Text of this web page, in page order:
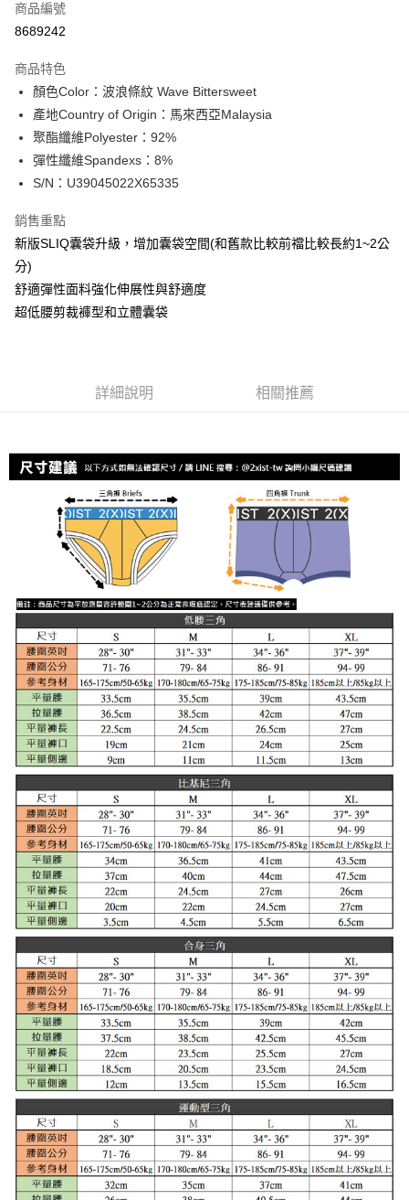
信用卡分期付款
合作金庫商業銀行
華南商業銀行
彰化商業銀行
上海商業儲蓄銀行
台北富邦商業銀行
國泰世華商業銀行
臺灣中小企業銀行
元大商業銀行
台新國際商業銀行
中國信託商業銀行
超商取貨付款
LINE Pay
Apple Pay
街口支付
悠遊付
全盈+PAY
AFTEE先享後付
相關說明
２．便利：只要手機號碼，簡訊認證，即可結帳。
１．於結帳方式選擇「AFTEE先享後付」後，將跳轉至「AFTEE先享後付」
結帳頁面，進行簡訊認證並確認金額後，即可完成結帳。
２．訂單成立數日內，您將收到繳費通知簡訊。
３．收到繳費通知簡訊後14天內，點擊此簡訊中的連結，可透過四大超商／
ATM／網路銀行／等多元方式進行付款，方視為交易完成。
※ 請注意：結帳手續完成當下不需立刻繳費，但若您需要取消訂單，請聯絡
購買商品的店家。未經商家同意取消之訂單仍視為有效，需透過AFTEE先享
後付繳納相關費用。
※ 交易是否成功請以「AFTEE先享後付 」之結帳頁面顯示為準，若有關於
是否繳費成功／繳費後需取消欲退款等相關疑問，請聯繫「AFTEE先享後付
客戶支援中心」https://netprotections.freshdesk.com/support/home
【注意事項】
１．透過由恩沛科技股份有限公司提供之「AFTEE先享後付」服務完成之交
易，需依本服務之必要範圍內提供個人資料，並將交易相關給付款項請求債
權轉讓予恩沛科技股份有限公司。
２．關於個人資料處理事宜，請瀏覽以下網址：
https://aftee.tw/terms/#terms3
３．未成年的使用者請事先徵得法定代理人或監護人之同意方可使用
「AFTEE先享後付」，若未經同意申辦者引起之損失，本公司不負相關責
任。
４．使用「AFTEE先享後付」時，將依據個別帳號之用戶狀況，依本公司即
時審查核予不同之上限額度；若仍有額度不足之情形，本公司將視審查結果
請求用戶進行身份認證。
５．嚴禁一人註冊多個帳號或使用他人資訊註冊。若發現惡意使用之情形，
恩沛科技股份有限公司將有權停止該用戶之使用額度並採取法律行動。
付款後全家取貨
每筆NT$80，滿NT$1,200(含以上)免運費
7-11取貨付款
每筆NT$80，滿NT$1,200(含以上)免運費
付款後7-11取貨
每筆NT$80，滿NT$1,200(含以上)免運費
宅配
每筆NT$85，滿NT$1,200(含以上)免運費
澎湖、金門、馬祖、小琉球、綠島、蘭嶼(郵局配送)
每筆NT$125
郵局快捷(隔天到貨，需先line@客服通知小編)
每筆NT$100
海外宅配 查看運費
商品編號
8689242
商品特色
顏色Color：波浪條紋 Wave Bittersweet
產地Country of Origin：馬來西亞Malaysia
聚酯纖維Polyester：92%
彈性纖維Spandexs：8%
S/N：U39045022X65335
銷售重點
新版SLIQ囊袋升級，增加囊袋空間(和舊款比較前襠比較長約1~2公
分)
舒適彈性面料強化伸展性與舒適度
超低腰剪裁褲型和立體囊袋
詳細說明 相關推薦